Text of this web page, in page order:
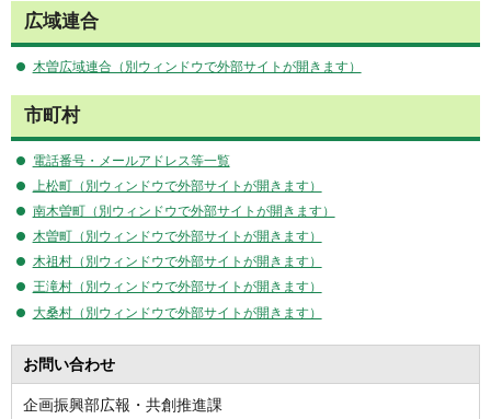
広域連合
木曽広域連合（別ウィンドウで外部サイトが開きます）
市町村
電話番号・メールアドレス等一覧
上松町（別ウィンドウで外部サイトが開きます）
南木曽町（別ウィンドウで外部サイトが開きます）
木曽町（別ウィンドウで外部サイトが開きます）
木祖村（別ウィンドウで外部サイトが開きます）
王滝村（別ウィンドウで外部サイトが開きます）
大桑村（別ウィンドウで外部サイトが開きます）
お問い合わせ
企画振興部広報・共創推進課